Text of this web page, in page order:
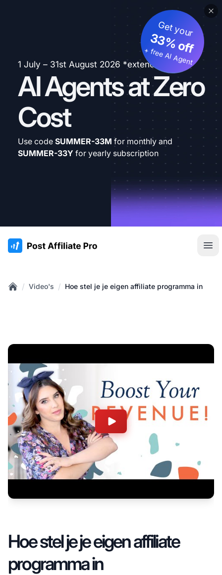
1 July – 31st August 2026 *extended
AI Agents at Zero
Cost
Get your
33% off
+ free AI Agent
Use code SUMMER-33M for monthly and
SUMMER-33Y for yearly subscription
:site.title
/ Video's / Hoe stel je je eigen affiliate programma in
Hoe stel je je eigen affiliate
programma in